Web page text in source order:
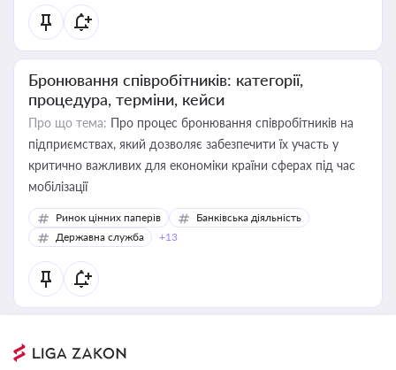
Бронювання співробітників: категорії,
процедура, терміни, кейси
Про що тема: Про процес бронювання співробітників на
підприємствах, який дозволяє забезпечити їх участь у
критично важливих для економіки країни сферах під час
мобілізації
Ринок цінних паперів
Банківська діяльність
Державна служба
+13